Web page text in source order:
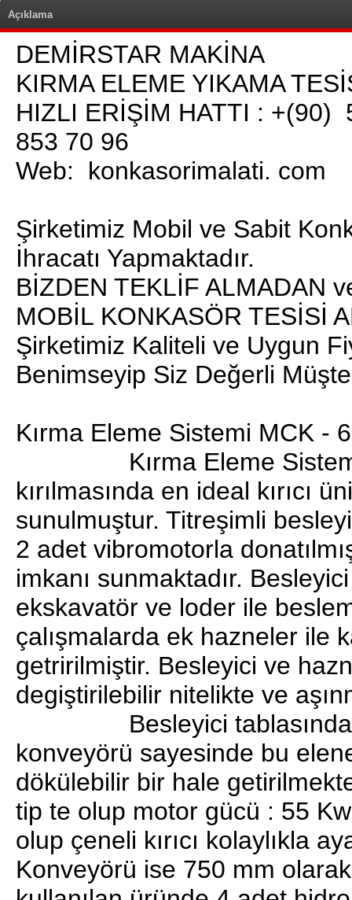
Açıklama
DEMİRSTAR MAKİNA
KIRMA ELEME YIKAMA
HIZLI ERİŞİM HATTI :
853 70 96
Web: konkasorimalati. com
Şirketimiz Mobil ve Sabit
İhracatı Yapmaktadır.
BİZDEN TEKLİF ALMADAN
MOBİL KONKASÖR TESİSİ
Şirketimiz Kaliteli ve Uygun
Benimseyip Siz Değerli
Kırma Eleme Sistemi MCK -
Kırma Eleme Sistemi
kırılmasında en ideal kırıcı
sunulmuştur. Titreşimli
2 adet vibromotorla
imkanı sunmaktadır.
ekskavatör ve loder ile
çalışmalarda ek hazneler ile
getririlmiştir. Besleyici ve
degiştirilebilir nitelikte ve
Besleyici tablasında da
konveyörü sayesinde bu
dökülebilir bir hale
tip te olup motor gücü : 55
olup çeneli kırıcı kolaylıkla
Konveyörü ise 750 mm